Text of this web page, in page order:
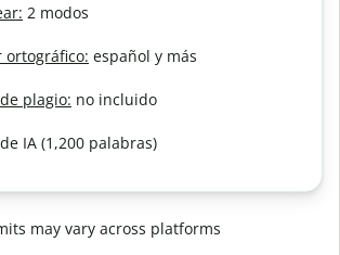
2 modos
ortográfico: español y más
plagio: no incluido
IA (1,200 palabras)
may vary across platforms